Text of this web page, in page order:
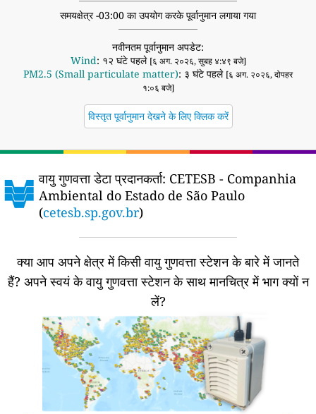
समयक्षेत्र -03:00 का उपयोग करके पूर्वानुमान लगाया गया
नवीनतम पूर्वानुमान अपडेट:
Wind: १२ घंटे पहले [६ अग. २०२६, सुबह ४:४९ बजे]
PM2.5 (Small particulate matter): ३ घंटे पहले [६ अग. २०२६, दोपहर
१:०६ बजे]
विस्तृत पूर्वानुमान देखने के लिए क्लिक करें
वायु गुणवत्ता डेटा प्रदानकर्ता: CETESB - Companhia
Ambiental do Estado de São Paulo
(cetesb.sp.gov.br)
क्या आप अपने क्षेत्र में किसी वायु गुणवत्ता स्टेशन के बारे में जानते
हैं? अपने स्वयं के वायु गुणवत्ता स्टेशन के साथ मानचित्र में भाग क्यों न
लें?